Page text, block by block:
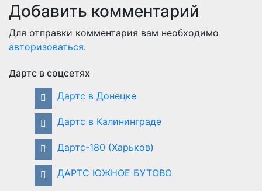
Добавить комментарий
Для отправки комментария вам необходимо
авторизоваться.
Дартс в соцсетях
Дартс в Донецке
Дартс в Калининграде
Дартс-180 (Харьков)
ДАРТС ЮЖНОЕ БУТОВО